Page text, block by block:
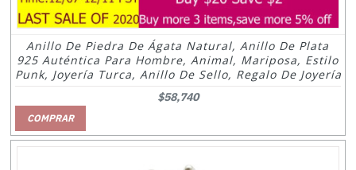
Anillo De Piedra De Ágata Natural, Anillo De Plata
925 Auténtica Para Hombre, Animal, Mariposa, Estilo
Punk, Joyería Turca, Anillo De Sello, Regalo De Joyería
$58,740
COMPRAR